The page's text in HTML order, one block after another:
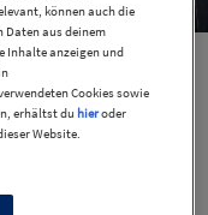
können auch die
Daten aus deinem
Inhalte anzeigen und
Cookies sowie
erhältst du hieroder
Website.